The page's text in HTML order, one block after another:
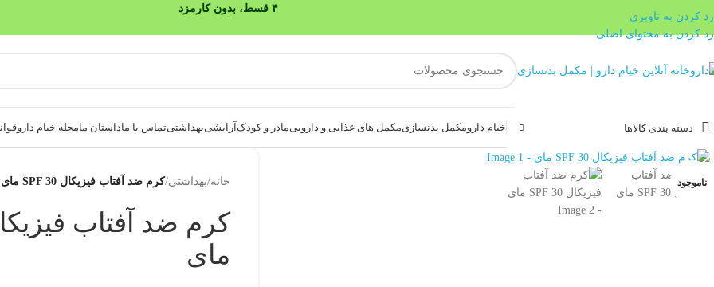
۴ قسط، بدون کارمزد
رد کردن به ناوبری
رد کردن به محتوای اصلی
دسته بندی کالاها خیام دارومکمل بدنسازیمکمل های غذایی و داروییمادر و کودک آرایشیبهداشتیتماس با ماداستان مامجله خیام دارو
ناموجود
بزرگنمایی تصویر
خانه/بهداشتی/کرم ضد آفتاب فیزیکال SPF 30 مای
مای